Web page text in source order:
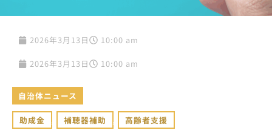
2026年3月13日 10:00 am
2026年3月13日 10:00 am
自治体ニュース
助成金 , 補聴器補助 , 高齢者支援